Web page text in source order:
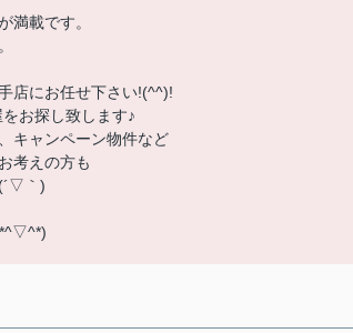
満載です。
店にお任せ下さい!(^^)!
お探し致します♪
キャンペーン物件など
考えの方も
｀)